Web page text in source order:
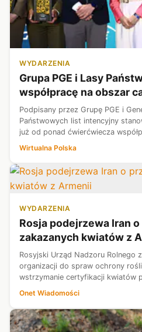
WYDARZENIA
Grupa PGE i Lasy
współpracę na obszar
Podpisany przez Grupę PGE i
Państwowych list intencyjny
już od ponad ćwierćwiecza
Wirtualna Polska
WYDARZENIA
Rosja podejrzewa Iran
zakazanych kwiatów z
Rosyjski Urząd Nadzoru Rolnego
organizacji do spraw ochrony
wstrzymanie certyfikacji kwiatów
do Rosji, informuje "RIA Novosti".
Onet Wiadomości